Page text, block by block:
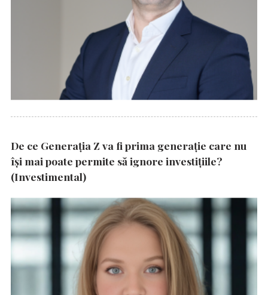
De ce Generația Z va fi prima generație care nu
își mai poate permite să ignore investițiile?
(Investimental)